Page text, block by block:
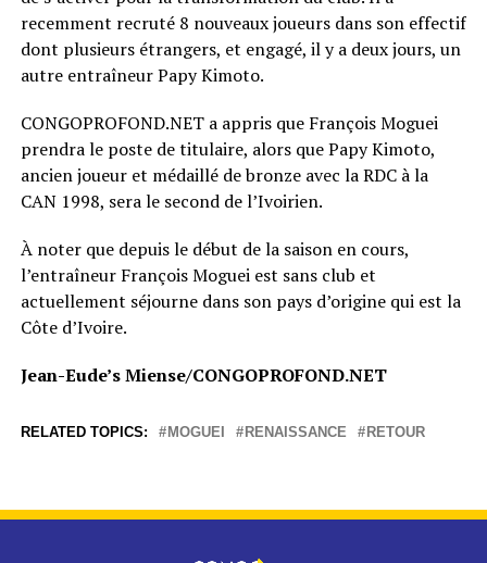
recemment recruté 8 nouveaux joueurs dans son effectif
dont plusieurs étrangers, et engagé, il y a deux jours, un
autre entraîneur Papy Kimoto.
CONGOPROFOND.NET a appris que François Moguei
prendra le poste de titulaire, alors que Papy Kimoto,
ancien joueur et médaillé de bronze avec la RDC à la
CAN 1998, sera le second de l’Ivoirien.
À noter que depuis le début de la saison en cours,
l’entraîneur François Moguei est sans club et
actuellement séjourne dans son pays d’origine qui est la
Côte d’Ivoire.
Jean-Eude’s Miense/CONGOPROFOND.NET
RELATED TOPICS: MOGUEI RENAISSANCE RETOUR